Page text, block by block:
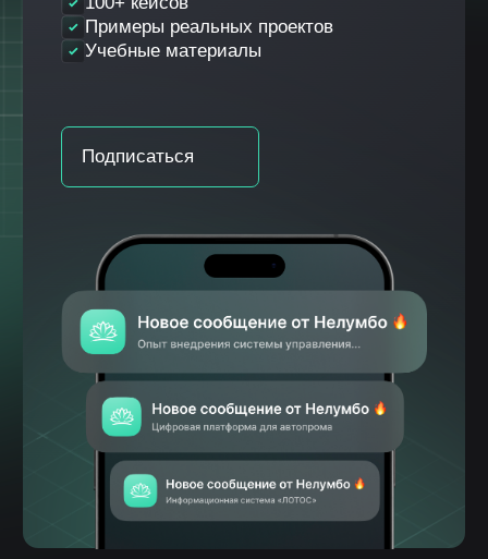
Бережливые технологии
Клиентам
О компании
ответственностью «НЕЛУМБО-
АВТОМАТИЗАЦИЯ»
ООО «НЕЛУМБО-АВТОМАТИЗАЦИЯ»
ИНН: 5256214441
ОГРН: 1255200007996
ОКВЭД 62.01 «Разработка
компьютерного программного
обеспечения», 62.02, 62.03, 62.09, 63.11
Код 1.01 в соответствии с Приказом Минцифры
России от 11.05.2023 № 449 «Разработка,
модификация, интеграция, сопровождение,
а также оказание услуг в отношении программ для
электронных вычислительных машин и баз
Контактные лица
8 986 759 15 41